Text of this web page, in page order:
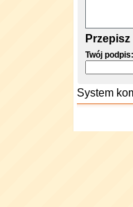
Twój podpis:
System